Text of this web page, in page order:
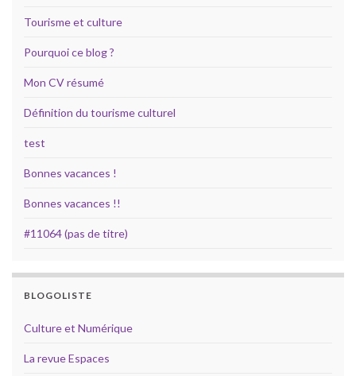
Tourisme et culture
Pourquoi ce blog ?
Mon CV résumé
Définition du tourisme culturel
test
Bonnes vacances !
Bonnes vacances !!
#11064 (pas de titre)
BLOGOLISTE
Culture et Numérique
La revue Espaces